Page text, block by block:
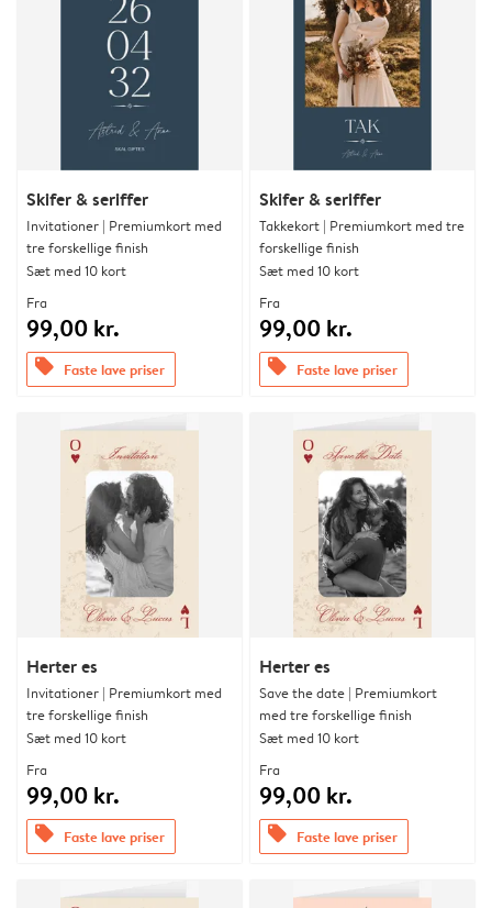
Skifer & seriffer
Invitationer | Premiumkort med
tre forskellige finish
Sæt med 10 kort
Fra
99,00 kr.
offers Faste lave priser
Skifer & seriffer
Takkekort | Premiumkort med tre
forskellige finish
Sæt med 10 kort
Fra
99,00 kr.
offers Faste lave priser
Herter es
Invitationer | Premiumkort med
tre forskellige finish
Sæt med 10 kort
Fra
99,00 kr.
offers Faste lave priser
Herter es
Save the date | Premiumkort
med tre forskellige finish
Sæt med 10 kort
Fra
99,00 kr.
offers Faste lave priser